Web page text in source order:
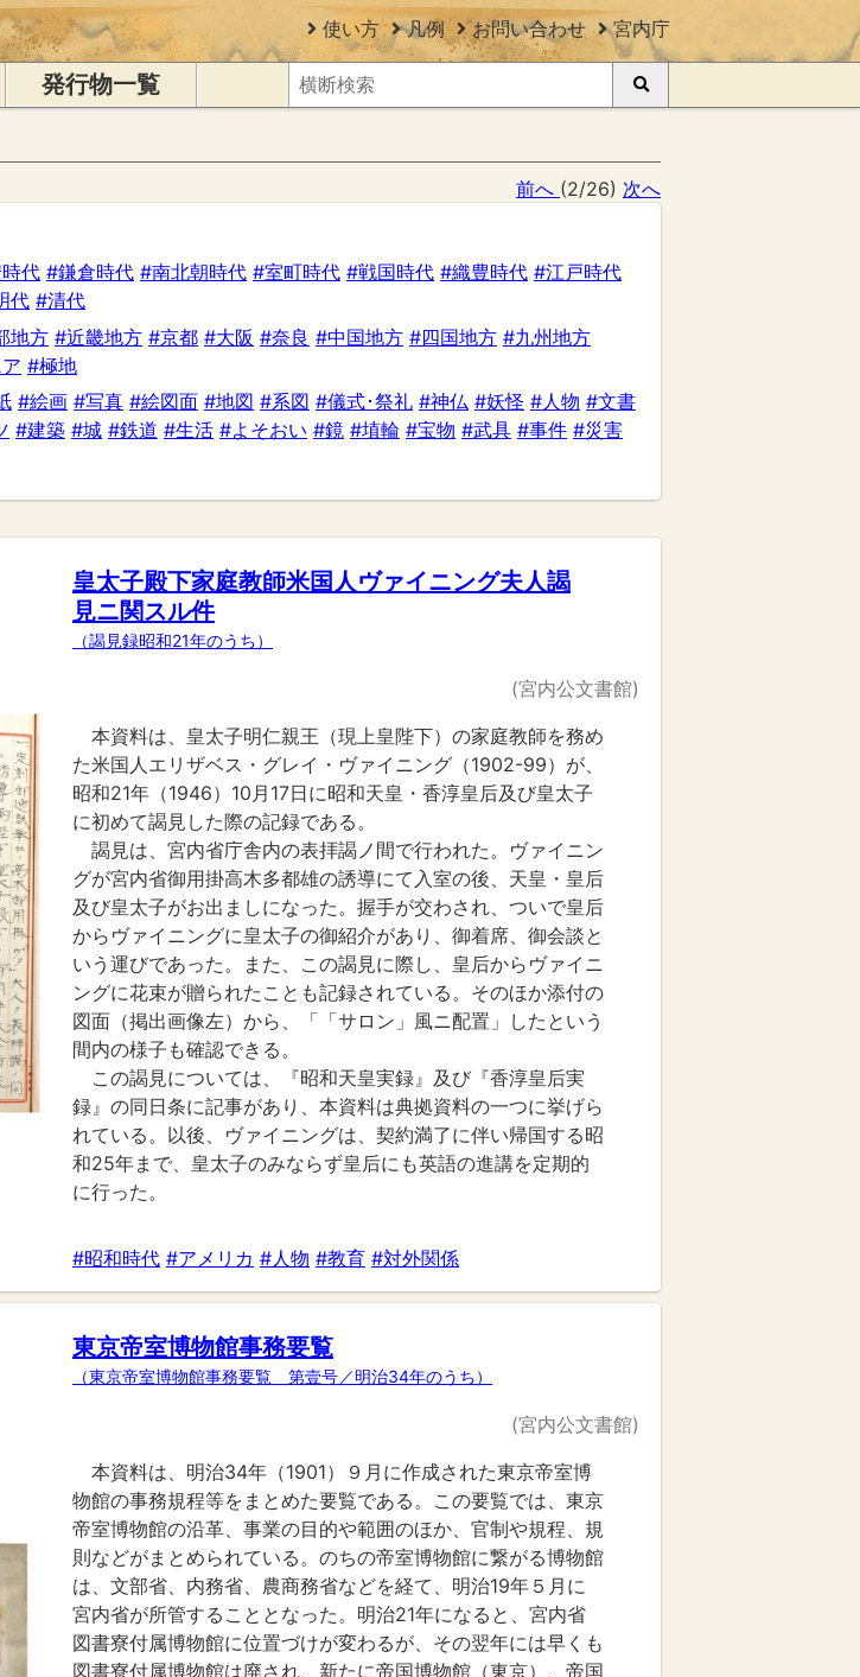
使い方 凡例 お問い合わせ 宮内庁
発行物一覧
前へ (2/26) 次へ
代 #鎌倉時代 #南北朝時代 #室町時代 #戦国時代 #織豊時代 #江戸時代
代 #清代
地方 #近畿地方 #京都 #大阪 #奈良 #中国地方 #四国地方 #九州地方
#極地
#絵画 #写真 #絵図面 #地図 #系図 #儀式･祭礼 #神仏 #妖怪 #人物 #文書
#建築 #城 #鉄道 #生活 #よそおい #鏡 #埴輪 #宝物 #武具 #事件 #災害
皇太子殿下家庭教師米国人ヴァイニング夫人謁
見ニ関スル件
（謁見録昭和21年のうち）
(宮内公文書館)
本資料は、皇太子明仁親王（現上皇陛下）の家庭教師を務め
た米国人エリザベス・グレイ・ヴァイニング（1902-99）が、
昭和21年（1946）10月17日に昭和天皇・香淳皇后及び皇太子
に初めて謁見した際の記録である。
謁見は、宮内省庁舎内の表拝謁ノ間で行われた。ヴァイニン
グが宮内省御用掛高木多都雄の誘導にて入室の後、天皇・皇后
及び皇太子がお出ましになった。握手が交わされ、ついで皇后
からヴァイニングに皇太子の御紹介があり、御着席、御会談と
いう運びであった。また、この謁見に際し、皇后からヴァイニ
ングに花束が贈られたことも記録されている。そのほか添付の
図面（掲出画像左）から、「「サロン」風ニ配置」したという
間内の様子も確認できる。
この謁見については、『昭和天皇実録』及び『香淳皇后実
録』の同日条に記事があり、本資料は典拠資料の一つに挙げら
れている。以後、ヴァイニングは、契約満了に伴い帰国する昭
和25年まで、皇太子のみならず皇后にも英語の進講を定期的
に行った。
#昭和時代 #アメリカ #人物 #教育 #対外関係
東京帝室博物館事務要覧
（東京帝室博物館事務要覧 第壹号／明治34年のうち）
(宮内公文書館)
本資料は、明治34年（1901）９月に作成された東京帝室博
物館の事務規程等をまとめた要覧である。この要覧では、東京
帝室博物館の沿革、事業の目的や範囲のほか、官制や規程、規
則などがまとめられている。のちの帝室博物館に繋がる博物館
は、文部省、内務省、農商務省などを経て、明治19年５月に
宮内省が所管することとなった。明治21年になると、宮内省
図書寮付属博物館に位置づけが変わるが、その翌年には早くも
図書寮付属博物館は廃され、新たに帝国博物館（東京）、帝国